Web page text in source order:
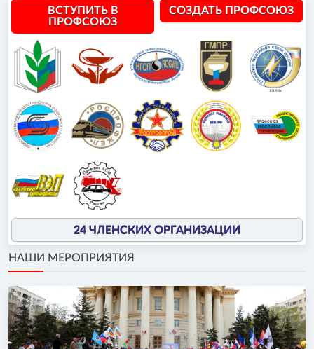
ВСТУПИТЬ В
ПРОФСОЮЗ
СОЗДАТЬ ПРОФСОЮЗ
24 ЧЛЕНСКИХ ОРГАНИЗАЦИИ
НАШИ МЕРОПРИЯТИЯ